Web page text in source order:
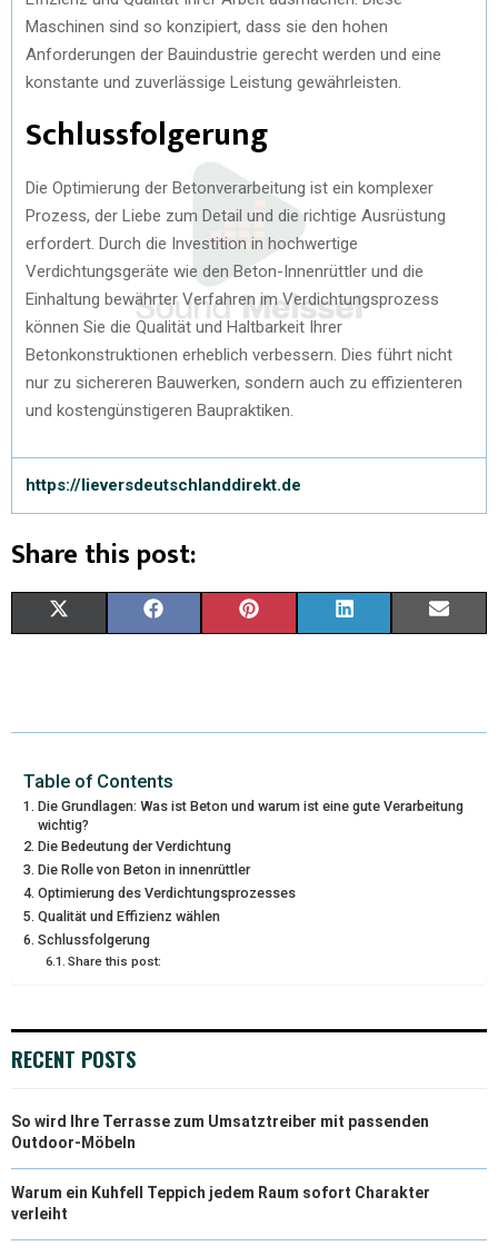
Maschinen sind so konzipiert, dass sie den hohen
Anforderungen der Bauindustrie gerecht werden und eine
konstante und zuverlässige Leistung gewährleisten.
Schlussfolgerung
Die Optimierung der Betonverarbeitung ist ein komplexer
Prozess, der Liebe zum Detail und die richtige Ausrüstung
erfordert. Durch die Investition in hochwertige
Verdichtungsgeräte wie den Beton-Innenrüttler und die
Einhaltung bewährter Verfahren im Verdichtungsprozess
können Sie die Qualität und Haltbarkeit Ihrer
Betonkonstruktionen erheblich verbessern. Dies führt nicht
nur zu sichereren Bauwerken, sondern auch zu effizienteren
und kostengünstigeren Baupraktiken.
https://lieversdeutschlanddirekt.de
Share this post:
W
T
T
E
R
E
O
O
K
T
R
S
K
D
I
Table of Contents
Die Grundlagen: Was ist Beton und warum ist eine gute Verarbeitung
wichtig?
Die Bedeutung der Verdichtung
Die Rolle von Beton in innenrüttler
Optimierung des Verdichtungsprozesses
Qualität und Effizienz wählen
Schlussfolgerung
Share this post:
RECENT POSTS
So wird Ihre Terrasse zum Umsatztreiber mit passenden
Outdoor-Möbeln
Warum ein Kuhfell Teppich jedem Raum sofort Charakter
verleiht